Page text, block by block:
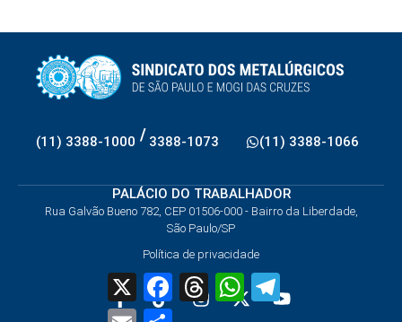
(11) 3388-1000 / 3388-1073 (11) 3388-1066
PALÁCIO DO TRABALHADOR
Rua Galvão Bueno 782, CEP 01506-000 - Bairro da Liberdade,
São Paulo/SP
Política de privacidade
X FacebookThreadsWhatsApp
Email